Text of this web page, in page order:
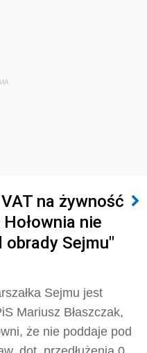
na żywność
nie
Sejmu"
Sejmu jest
Mariusz Błaszczak,
że nie poddaje pod